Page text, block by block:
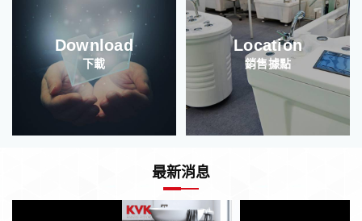
Download
下載
Location
銷售據點
最新消息